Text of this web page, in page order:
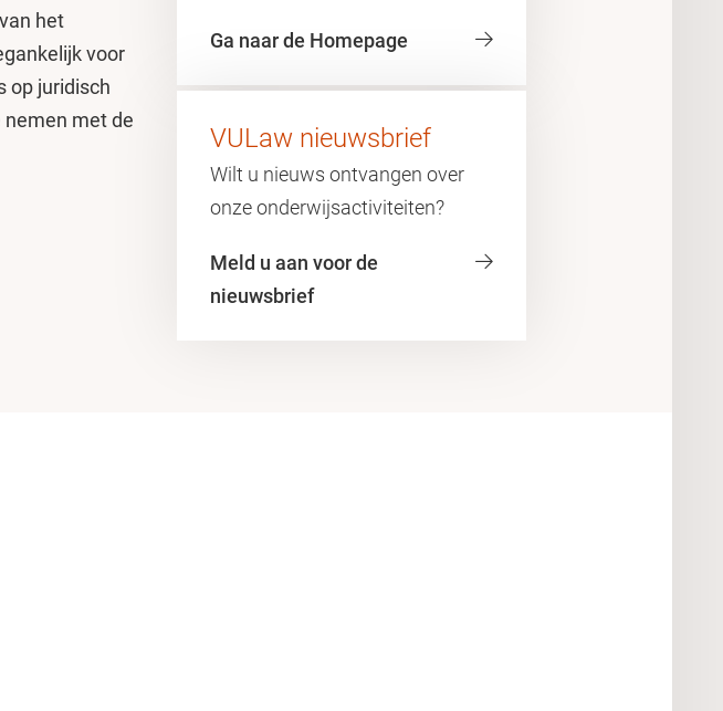
het
voor
op juridisch
nemen met de
Ga naar de Homepage
VULaw nieuwsbrief
Wilt u nieuws ontvangen over
onze onderwijsactiviteiten?
Meld u aan voor de
nieuwsbrief